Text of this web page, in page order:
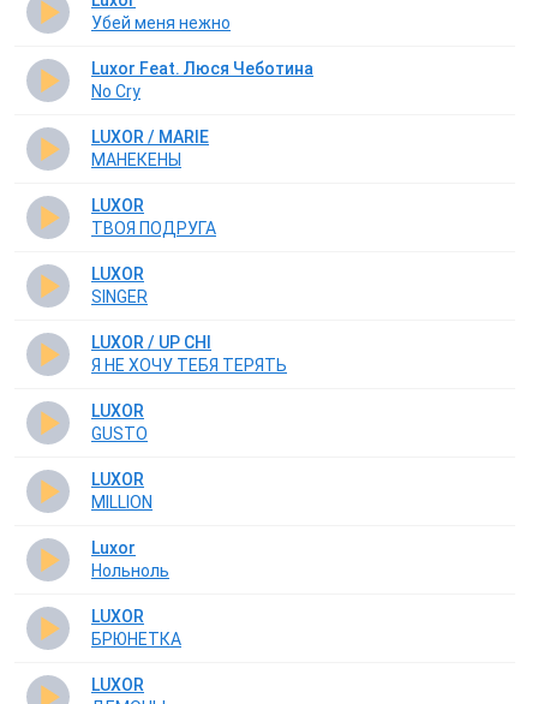
Убей меня нежно
Luxor Feat. Люся Чеботина
No Cry
LUXOR / MARIE
МАНЕКЕНЫ
LUXOR
ТВОЯ ПОДРУГА
LUXOR
SINGER
LUXOR / UP CHI
Я НЕ ХОЧУ ТЕБЯ ТЕРЯТЬ
LUXOR
GUSTO
LUXOR
MILLION
Luxor
Нольноль
LUXOR
БРЮНЕТКА
LUXOR